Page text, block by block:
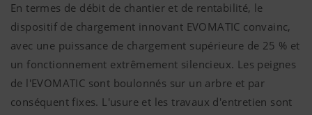
En termes de débit de chantier et de rentabilité, le
dispositif de chargement innovant EVOMATIC convainc,
avec une puissance de chargement supérieure de 25 % et
un fonctionnement extrêmement silencieux. Les peignes
de l'EVOMATIC sont boulonnés sur un arbre et par
conséquent fixes. L'usure et les travaux d'entretien sont